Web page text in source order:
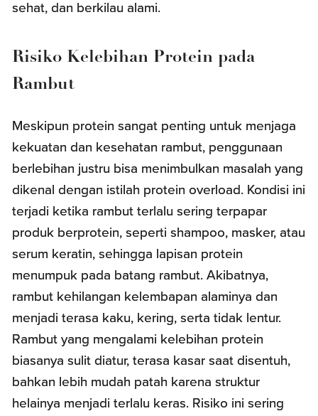
sehat, dan berkilau alami.
Risiko Kelebihan Protein pada
Rambut
Meskipun protein sangat penting untuk menjaga
kekuatan dan kesehatan rambut, penggunaan
berlebihan justru bisa menimbulkan masalah yang
dikenal dengan istilah protein overload. Kondisi ini
terjadi ketika rambut terlalu sering terpapar
produk berprotein, seperti shampoo, masker, atau
serum keratin, sehingga lapisan protein
menumpuk pada batang rambut. Akibatnya,
rambut kehilangan kelembapan alaminya dan
menjadi terasa kaku, kering, serta tidak lentur.
Rambut yang mengalami kelebihan protein
biasanya sulit diatur, terasa kasar saat disentuh,
bahkan lebih mudah patah karena struktur
helainya menjadi terlalu keras. Risiko ini sering